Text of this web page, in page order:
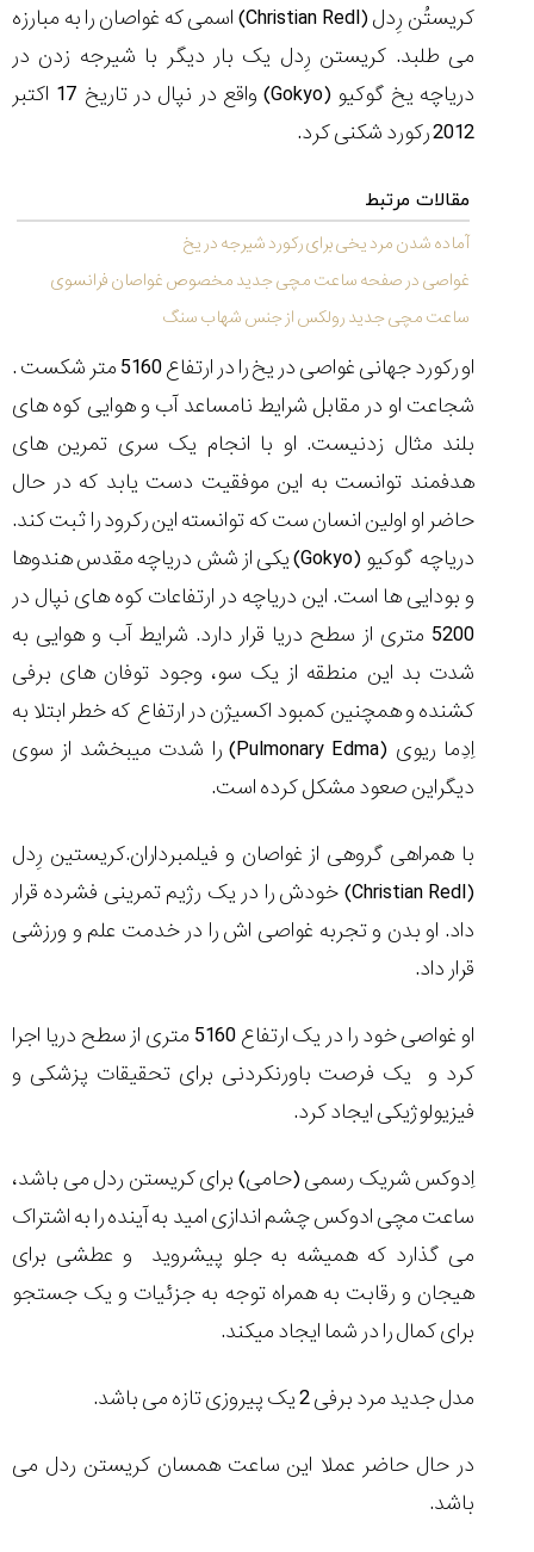
کریستُن رِدل(Christian Redl)اسمی که غواصان را به مبارزه
می طلبد. کریستن رِدل یک بار دیگر با شیرجه زدن در
دریاچه یخ گوکیو (Gokyo)
واقع در نپال در تاریخ 17 اکتبر
2012 رکورد شکنی کرد.
مقالات مرتبط
آماده شدن مرد یخی برای رکورد شیرجه در یخ
غواصی در صفحه ساعت مچی جدید مخصوص غواصان فرانسوی
ساعت مچی جدید رولکس از جنس شهاب سنگ
او رکورد جهانی غواصی در یخ را در ارتفاع 5160 متر شکست .
شجاعت او در مقابل شرایط نامساعد آب و هوایی کوه های
بلند مثال زدنیست. او با انجام یک سری تمرین های
هدفمند توانست به این موفقیت دست یابد که در حال
حاضر او اولین انسان ست که توانسته این رکرود را ثبت کند.
دریاچه گوکیو (Gokyo)یکی از شش دریاچه مقدس هندوها
و بودایی ها است. این دریاچه در ارتفاعات کوه های نپال در
5200 متری از سطح دریا قرار دارد. شرایط آب و هوایی به
شدت بد این منطقه از یک سو، وجود توفان های برفی
کشنده و همچنین کمبود اکسیژن در ارتفاع که خطر ابتلا به
اِدِما ریوی (Pulmonary Edma) را شدت میبخشد از سوی
دیگراین صعود مشکل کرده است.
با همراهی گروهی از غواصان و فیلمبرداران.کریستین رِدل
(Christian Redl)خودش را در یک رژیم تمرینی فشرده قرار
داد. او بدن و تجربه غواصی اش را در خدمت علم و ورزشی
قرار داد.
او غواصی خود را در یک ارتفاع 5160 متری از سطح دریا اجرا
کرد و یک فرصت باورنکردنی برای تحقیقات پزشکی و
فیزیولوژیکی ایجاد کرد.
اِدوکس شریک رسمی (حامی) برای کریستن ردل می باشد،
ساعت مچی ادوکس چشم اندازی امید به آینده را به اشتراک
می گذارد که همیشه به جلو پیشروید و عطشی برای
هیجان و رقابت به همراه توجه به جزئیات و یک جستجو
برای کمال را در شما ایجاد میکند.
مدل جدید مرد برفی 2 یک پیروزی تازه می باشد.
در حال حاضر عملا این ساعت همسان کریستن ردل می
باشد.
۱۴۰۵/۵/۱۳
هوشمند؛...
پشت‌صحنه
ساخت ساعت‌های
کاور؛ بازدید ایران
تایمر از کارخانه
Cover Watches
سوئیس
کورناوین
(Cornavin)؛
گفت‌وگوی
اختصاصی با مدیر
برند ساعت
سوئیسی در دفتر
مرکزی سوئیس
مراسم تقدیر از
فعالان منتخب
صنف ساعت